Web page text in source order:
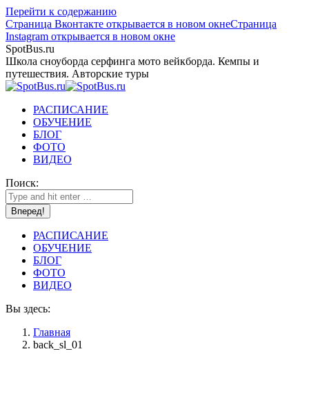
Перейти к содержанию
Страница Вконтакте открывается в новом окнеСтраница
Instagram открывается в новом окне
SpotBus.ru
Школа сноуборда серфинга мото вейкборда. Кемпы и
путешествия. Авторские туры
РАСПИСАНИЕ
ОБУЧЕНИЕ
БЛОГ
ФОТО
ВИДЕО
Поиск:
РАСПИСАНИЕ
ОБУЧЕНИЕ
БЛОГ
ФОТО
ВИДЕО
Вы здесь:
Главная
back_sl_01